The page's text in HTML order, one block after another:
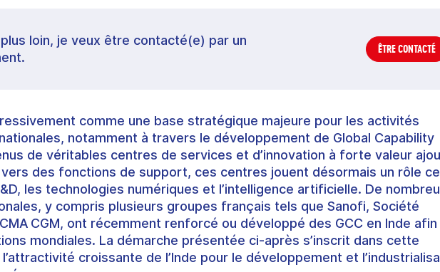
loin, je veux être contacté(e) par un
ÊTRE CONTACTÉ
comme une base stratégique majeure pour les activités
notamment à travers le développement de Global Capability
de véritables centres de services et d’innovation à forte valeur
des fonctions de support, ces centres jouent désormais un rôle
les technologies numériques et l’intelligence artificielle. De
y compris plusieurs groupes français tels que Sanofi, Société
CGM, ont récemment renforcé ou développé des GCC en Inde afin
mondiales. La démarche présentée ci‑après s’inscrit dans cette
croissante de l’Inde pour le développement et